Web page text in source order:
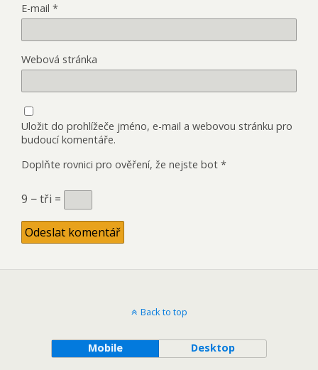
E-mail *
Webová stránka
Uložit do prohlížeče jméno, e-mail a webovou stránku pro
budoucí komentáře.
Doplňte rovnici pro ověření, že nejste bot *
9 − tři =
Back to top
Mobile Desktop